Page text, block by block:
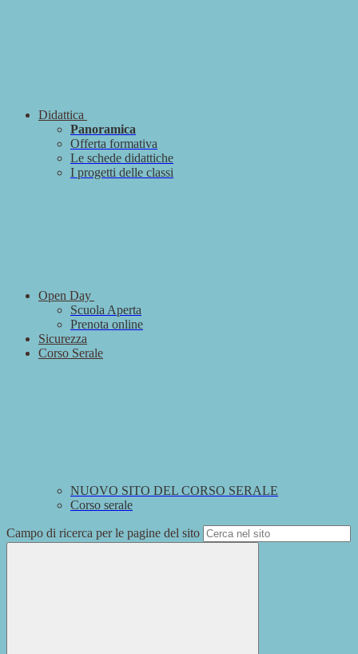
Didattica
Panoramica
Offerta formativa
Le schede didattiche
I progetti delle classi
Open Day
Scuola Aperta
Prenota online
Sicurezza
Corso Serale
NUOVO SITO DEL CORSO SERALE
Corso serale
Campo di ricerca per le pagine del sito